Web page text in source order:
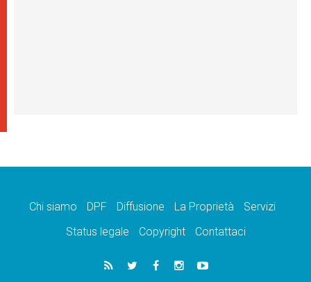
Chi siamo DPF Diffusione La Proprietà
Servizi
Status legale
Copyright Contattaci